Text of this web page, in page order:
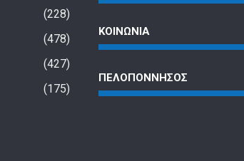
Στις 300.000 οι κενές
εργασίας – 6 στους 10
228
478
427
175
ΚΟΙΝΩΝΙΑ
ΠΕΛΟΠΟΝΝΗΣΟΣ